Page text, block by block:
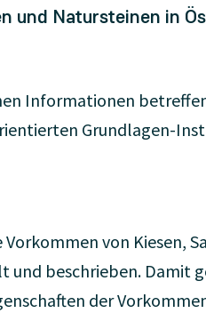
und Natursteinen in
Informationen
Grundlagen-
von Kiesen,
beschrieben. Damit
der